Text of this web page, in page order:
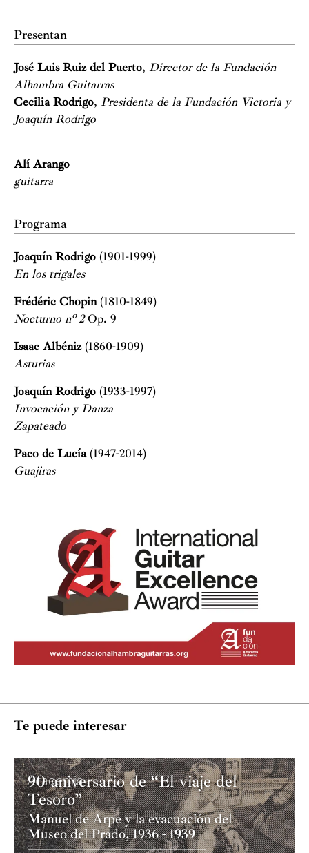
Presentan
José Luis Ruiz del Puerto, Director de la Fundación
Alhambra Guitarras
Cecilia Rodrigo, Presidenta de la Fundación Victoria y
Joaquín Rodrigo
Alí Arango
guitarra
Programa
Joaquín Rodrigo (1901-1999)
En los trigales
Frédéric Chopin (1810-1849)
Nocturno nº 2Op. 9
Isaac Albéniz(1860-1909)
Asturias
Joaquín Rodrigo (1933-1997)
Invocación y Danza
Zapateado
Paco de Lucía (1947-2014)
Guajiras
Te puede interesar
Academia
90 aniversario de “El viaje del
Tesoro”
Manuel de Arpe y la evacuación del
Museo del Prado, 1936 - 1939